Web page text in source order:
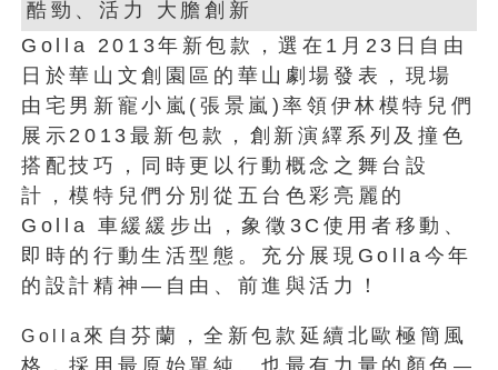
Golla 2013年新包款，選在1月23日自由
日於華山文創園區的華山劇場發表，現場
由宅男新寵小嵐(張景嵐)率領伊林模特兒們
展示2013最新包款，創新演繹系列及撞色
搭配技巧，同時更以行動概念之舞台設
計，模特兒們分別從五台色彩亮麗的
Golla 車緩緩步出，象徵3C使用者移動、
即時的行動生活型態。充分展現Golla今年
的設計精神—自由、前進與活力！
Golla 來自芬蘭，全新包款延續北歐極簡風
格，採用最原始單純、也最有力量的顏色 —